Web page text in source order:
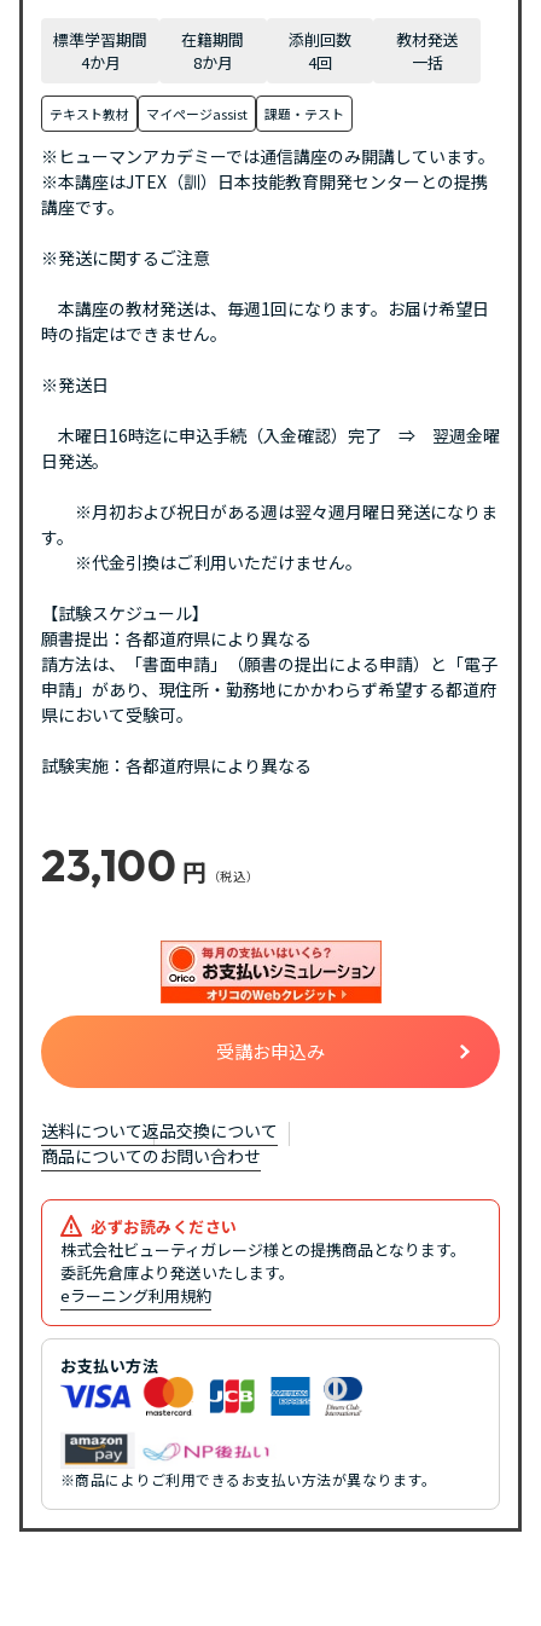
標準学習期間
4か月
在籍期間
8か月
添削回数
4回
教材発送
一括
テキスト教材 マイページassist 課題・テスト
※ヒューマンアカデミーでは通信講座のみ開講しています。
※本講座はJTEX（訓）日本技能教育開発センターとの提携
講座です。
※発送に関するご注意
本講座の教材発送は、毎週1回になります。お届け希望日
時の指定はできません。
※発送日
木曜日16時迄に申込手続（入金確認）完了 ⇒ 翌週金曜
日発送。
※月初および祝日がある週は翌々週月曜日発送になりま
す。
※代金引換はご利用いただけません。
【試験スケジュール】
願書提出：各都道府県により異なる
請方法は、「書面申請」（願書の提出による申請）と「電子
申請」があり、現住所・勤務地にかかわらず希望する都道府
県において受験可。
試験実施：各都道府県により異なる
23,100 円
受講お申込み
送料について返品交換について
商品についてのお問い合わせ
必ずお読みください
株式会社ビューティガレージ様との提携商品となります。
委託先倉庫より発送いたします。
eラーニング利用規約
お支払い方法
※商品によりご利用できるお支払い方法が異なります。